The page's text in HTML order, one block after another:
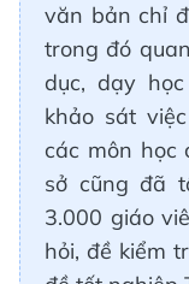
văn bản chỉ
trong đó
dục, dạy
khảo sát
các môn học
sở cũng đã
3.000 giáo
hỏi, đề kiểm